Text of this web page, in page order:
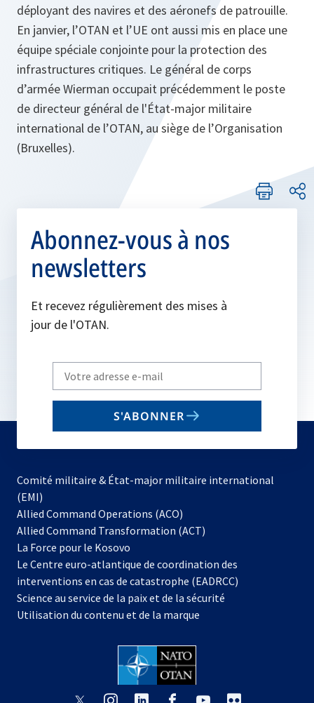
déployant des navires et des aéronefs de patrouille.
En janvier, l’OTAN et l’UE ont aussi mis en place une
équipe spéciale conjointe pour la protection des
infrastructures critiques. Le général de corps
d’armée Wierman occupait précédemment le poste
de directeur général de l'État-major militaire
international de l’OTAN, au siège de l’Organisation
(Bruxelles).
Abonnez-vous à nos
newsletters
Et recevez régulièrement des mises à
jour de l'OTAN.
Write
your
email
S'ABONNER
Comité militaire & État-major militaire international
(EMI)
Allied Command Operations (ACO)
dans
nouvel
onglet
Allied Command Transformation (ACT)
La Force pour le Kosovo
dans
un
nouvel
onglet
Le Centre euro-atlantique de coordination des
interventions en cas de catastrophe (EADRCC)
Science au service de la paix et de la sécurité
Utilisation du contenu et de la marque
s’ouvres’ouvres’ouvres’ouvres’ouvre